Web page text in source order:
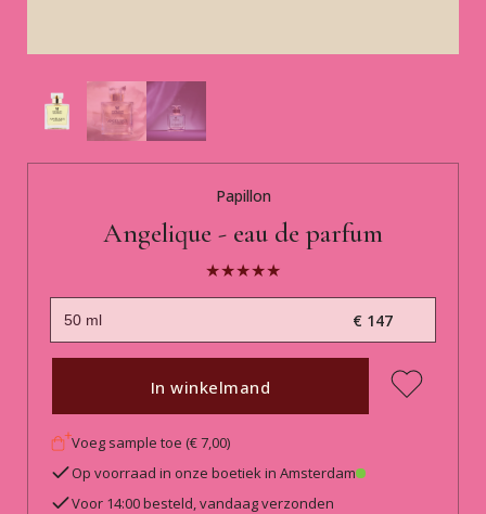
Papillon
Angelique - eau de parfum
€ 147
In winkelmand
Voeg sample toe (€ 7,00)
Op voorraad in onze boetiek in Amsterdam
Voor 14:00 besteld, vandaag verzonden